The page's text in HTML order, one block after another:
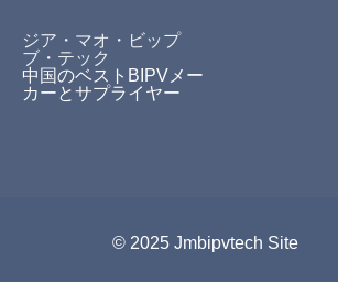
ジア・マオ・ビップ
ブ・テック
中国のベストBIPVメー
カーとサプライヤー
© 2025 Jmbipvtech Site